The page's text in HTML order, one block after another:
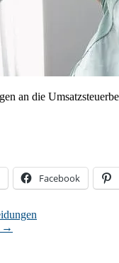
an die
Facebook
→